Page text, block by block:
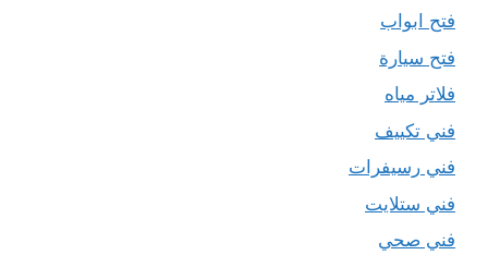
فتح ابواب
فتح سيارة
فلاتر مياه
فني تكييف
فني رسيفرات
فني ستلايت
فني صحي